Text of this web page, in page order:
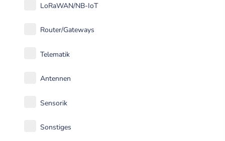
LoRaWAN/NB-IoT
Router/Gateways
Telematik
Antennen
Sensorik
Sonstiges